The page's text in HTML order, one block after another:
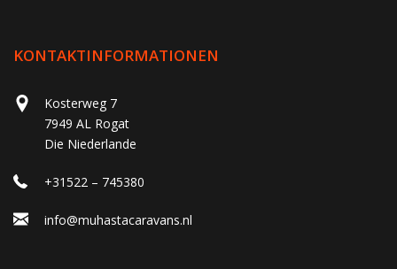
KONTAKTINFORMATIONEN
Kosterweg 7
7949 AL Rogat
Die Niederlande
+31522 – 745380
info@muhastacaravans.nl